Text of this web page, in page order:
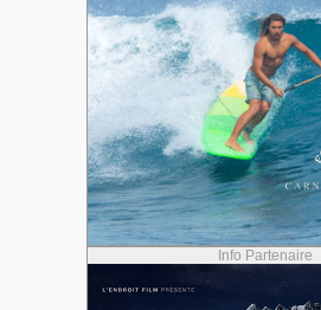
Info Partenaire